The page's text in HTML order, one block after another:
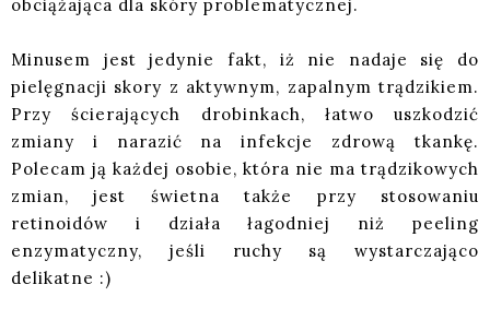
obciążająca dla skóry problematycznej.
Minusem jest jedynie fakt, iż nie nadaje się do
pielęgnacji skory z aktywnym, zapalnym trądzikiem.
Przy ścierających drobinkach, łatwo uszkodzić
zmiany i narazić na infekcje zdrową tkankę.
Polecam ją każdej osobie, która nie ma trądzikowych
zmian, jest świetna także przy stosowaniu
retinoidów i działa łagodniej niż peeling
enzymatyczny, jeśli ruchy są wystarczająco
delikatne :)